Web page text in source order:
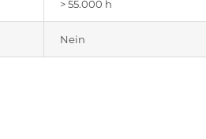
> 55.000 h
Nein